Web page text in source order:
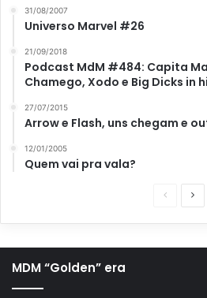
31/08/2007
Universo Marvel #26
21/09/2018
Podcast MdM #484: Capita
Chamego, Xodo e Big Dicks in
27/07/2015
Arrow e Flash, uns chegam e
12/01/2005
Quem vai pra vala?
MDM “Golden” era